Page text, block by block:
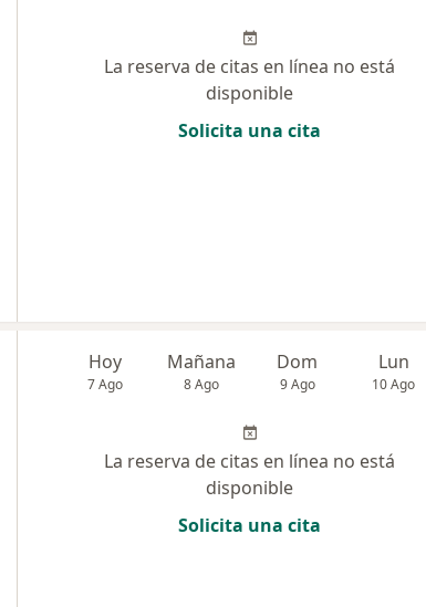
La reserva de citas en línea no está
disponible
Solicita una cita
Hoy
7 Ago
Mañana
8 Ago
Dom
9 Ago
Lun
10 Ago
La reserva de citas en línea no está
disponible
Solicita una cita